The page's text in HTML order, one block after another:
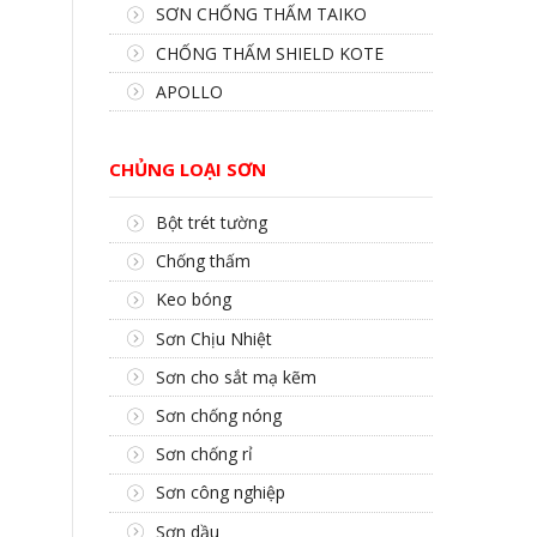
SƠN CHỐNG THẤM TAIKO
CHỐNG THẤM SHIELD KOTE
APOLLO
CHỦNG LOẠI SƠN
Bột trét tường
Chống thấm
Keo bóng
Sơn Chịu Nhiệt
Sơn cho sắt mạ kẽm
Sơn chống nóng
Sơn chống rỉ
Sơn công nghiệp
Sơn dầu